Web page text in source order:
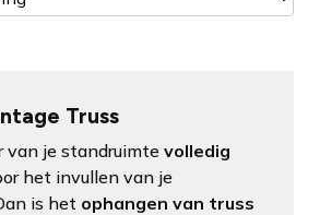
Truss
van je standruimte volledig
het invullen van je
is het ophangen van truss